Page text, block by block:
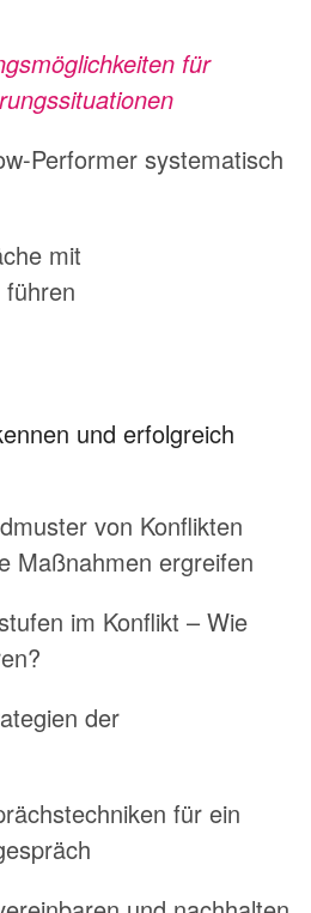
für
Performer systematisch
mit
und erfolgreich
von Konflikten
Maßnahmen ergreifen
im Konflikt – Wie
der
für ein